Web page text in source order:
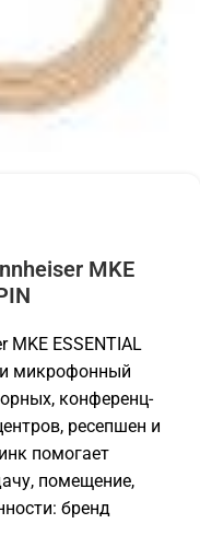
MKE
ESSENTIAL
микрофонный
конференц-
ресепшен и
помогает
помещение,
бренд